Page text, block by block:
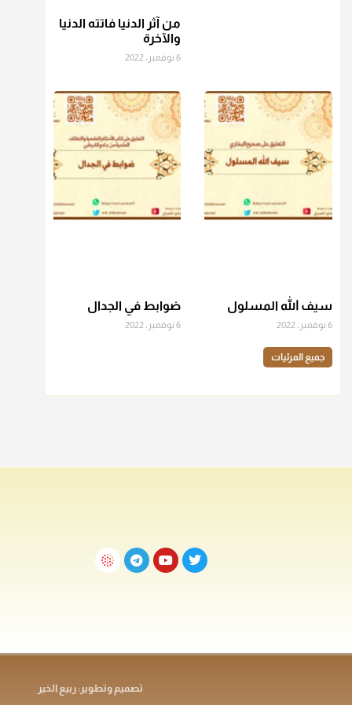
عامة الصحابة والفقهاء يفضلون إخراج صاع من البر أو التمر في
زكاة الفطر، ومنهم من جوّز العدول إلى الرز، ومنهم جوز إخراج
قيمة الصاع..فمن شق عليه إخراج الطعام هذه الأيام وأراد إخراج
القيمة فلا بأس ولا ينكر عليه
صراعهم مع متطلبات الحياة كبير
منذ 3 شهر
من آثر الدنيا فاتته الدنيا
والآخرة
6 نوفمبر، 2022
سيف الله المسلول
6 نوفمبر، 2022
ضوابط في الجدال
6 نوفمبر، 2022
جميع المرئيات
تصميم وتطوير: ربيع الخير